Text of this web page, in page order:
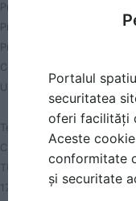
Product family:
Product name:
Product code:
Certificates:
User age:
Technical information
CLOVER
TUNNEL
175085
Portalul
securitatea
oferi facilități
Aceste
conformitate
și securitate